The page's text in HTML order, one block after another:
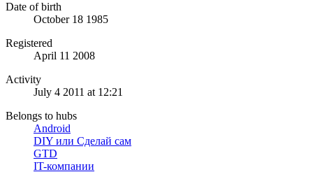
Date of birth
October 18 1985
Registered
April 11 2008
Activity
July 4 2011 at 12:21
Belongs to hubs
Android
DIY или Сделай сам
GTD
IT-компании